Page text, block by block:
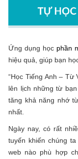
Ứng dụng học phần
hiệu quả, giúp bạn
“Học Tiếng Anh –
lên lịch những từ
tăng khả năng nhớ
nhất.
Ngày nay, có rất
tuyến khiến chúng
web nào phù hợp